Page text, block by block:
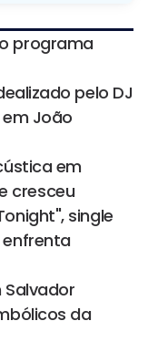
programa
pelo DJ
em João
em
cresceu
single
da